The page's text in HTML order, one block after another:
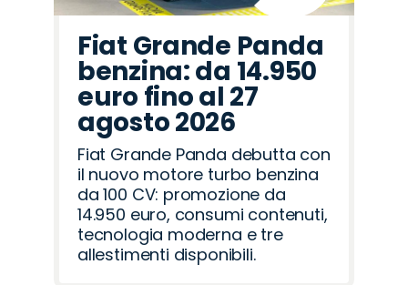
Fiat Grande Panda
benzina: da 14.950
euro fino al 27
agosto 2026
Fiat Grande Panda debutta con
il nuovo motore turbo benzina
da 100 CV: promozione da
14.950 euro, consumi contenuti,
tecnologia moderna e tre
allestimenti disponibili.